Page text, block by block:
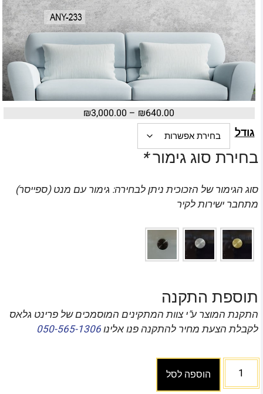
₪640.00
–
₪3,000.00
גודל
בחירת סוג גימור*
סוג הגימור של הזכוכית ניתן לבחירה: גימור עם מנט (ספייסר)
מתחבר ישירות לקיר
תוספת התקנה
התקנת המוצר ע"י צוות המתקינים המוסמכים של פרינט גלאס
לקבלת הצעת מחיר להתקנה פנו אלינו050-565-1306
הוספה לסל